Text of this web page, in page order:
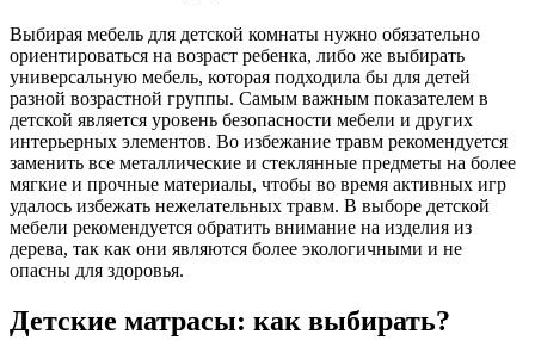
Выбирая мебель для детской комнаты нужно обязательно
ориентироваться на возраст ребенка, либо же выбирать
универсальную мебель, которая подходила бы для детей
разной возрастной группы. Самым важным показателем в
детской является уровень безопасности мебели и других
интерьерных элементов. Во избежание травм рекомендуется
заменить все металлические и стеклянные предметы на более
мягкие и прочные материалы, чтобы во время активных игр
удалось избежать нежелательных травм. В выборе детской
мебели рекомендуется обратить внимание на изделия из
дерева, так как они являются более экологичными и не
опасны для здоровья.
Детские матрасы: как выбирать?